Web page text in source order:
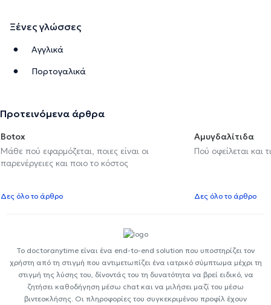
Ξένες γλώσσες
Αγγλικά
Πορτογαλικά
Προτεινόμενα άρθρα
Botox
Μάθε πού εφαρμόζεται, ποιες είναι οι
παρενέργειες και ποιο το κόστος
Δες όλο το άρθρο
Αμυγδαλίτιδα
Πού οφείλεται και
Δες όλο το άρθρο
Το doctoranytime είναι ένα end-to-end solution που υποστηρίζει τον
χρήστη από τη στιγμή που αντιμετωπίζει ένα ιατρικό σύμπτωμα μέχρι τη
στιγμή της λύσης του, δίνοντάς του τη δυνατότητα να βρεί ειδικό, να
ζητήσει καθοδήγηση μέσω chat και να μιλήσει μαζί του μέσω
βιντεοκλήσης. Οι πληροφορίες του συγκεκριμένου προφίλ έχουν